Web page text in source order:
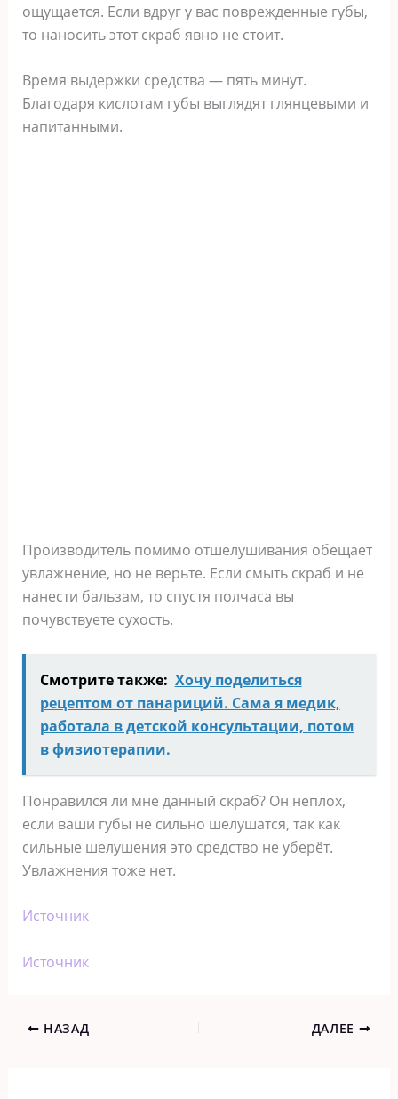
ощущается. Если вдруг у вас поврежденные губы,
то наносить этот скраб явно не стоит.
Время выдержки средства — пять минут.
Благодаря кислотам губы выглядят глянцевыми и
напитанными.
Производитель помимо отшелушивания обещает
увлажнение, но не верьте. Если смыть скраб и не
нанести бальзам, то спустя полчаса вы
почувствуете сухость.
Смотрите также: Хочу поделиться
рецептом от панариций. Сама я медик,
работала в детской консультации, потом
в физиотерапии.
Понравился ли мне данный скраб? Он неплох,
если ваши губы не сильно шелушатся, так как
сильные шелушения это средство не уберёт.
Увлажнения тоже нет.
Источник
Источник
НАЗАД ДАЛЕЕ